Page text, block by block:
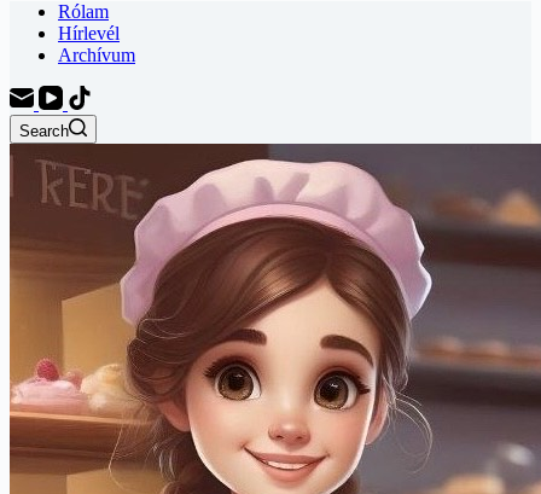
Rólam
Hírlevél
Archívum
Search